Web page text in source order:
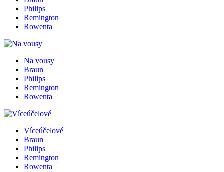
Philips
Remington
Rowenta
Na vousy
Braun
Philips
Remington
Rowenta
Víceúčelové
Braun
Philips
Remington
Rowenta